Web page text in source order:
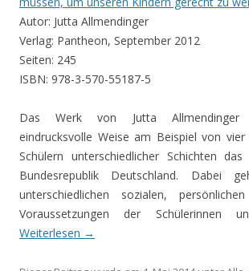
Autor: Jutta Allmendinger
Verlag: Pantheon, September 2012
Seiten: 245
ISBN: 978-3-570-55187-5
Das Werk von Jutta Allmendinger
eindrucksvolle Weise am Beispiel von vier
Schülern unterschiedlicher Schichten
Bundesrepublik Deutschland. Dabei
unterschiedlichen sozialen,
Voraussetzungen der Schülerinnen
Weiterlesen →